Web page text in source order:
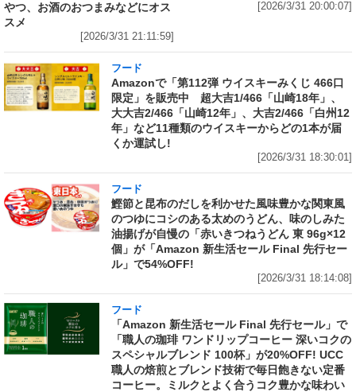
やつ、お酒のおつまみなどにオス
スメ
[2026/3/31 21:11:59]
[2026/3/31 20:00:07]
フード
Amazonで「第112弾 ウイスキーみくじ 466口
限定」を販売中 超大吉1/466「山崎18年」、
大大吉2/466「山崎12年」、大吉2/466「白州12
年」など11種類のウイスキーからどの1本が届
くか運試し!
[2026/3/31 18:30:01]
フード
鰹節と昆布のだしを利かせた風味豊かな関東風
のつゆにコシのある太めのうどん、味のしみた
油揚げが自慢の「赤いきつねうどん 東 96g×12
個」が「Amazon 新生活セール Final 先行セー
ル」で54%OFF!
[2026/3/31 18:14:08]
フード
「Amazon 新生活セール Final 先行セール」で
「職人の珈琲 ワンドリップコーヒー 深いコクの
スペシャルブレンド 100杯」が20%OFF! UCC
職人の焙煎とブレンド技術で毎日飽きない定番
コーヒー。ミルクとよく合うコク豊かな味わい